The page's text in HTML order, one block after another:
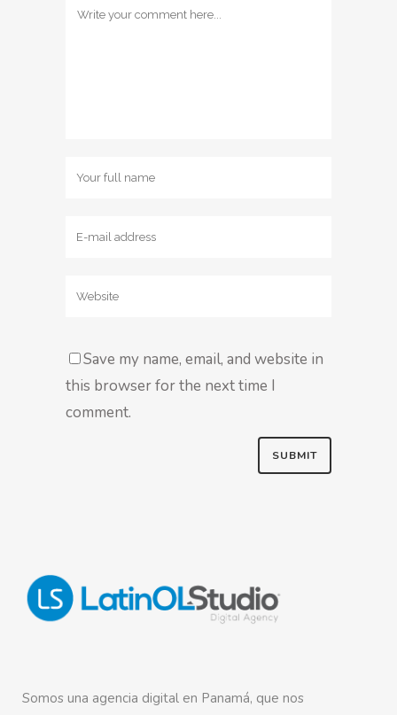
Save my name, email, and website in
this browser for the next time I
comment.
Somos una agencia digital en Panamá, que nos